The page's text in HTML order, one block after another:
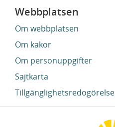
Webbplatsen
Om webbplatsen
Om kakor
Om personuppgifter
Sajtkarta
Tillgänglighetsredogörelse